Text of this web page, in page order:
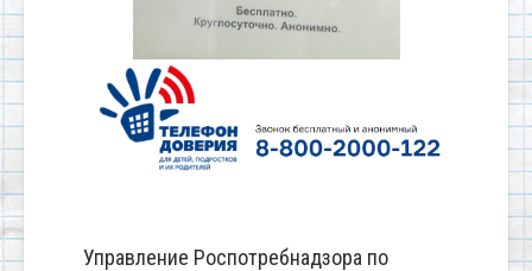
Управление Роспотребнадзора по